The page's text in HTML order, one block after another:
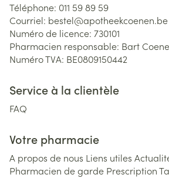
Téléphone: 011 59 89 59
Courriel: bestel@apotheekcoenen.be
Numéro de licence: 730101
Pharmacien responsable: Bart
Numéro TVA: BE0809150442
Service à la clientèle
FAQ
Votre pharmacie
A propos de nous Liens utiles
Pharmacien de garde Prescription